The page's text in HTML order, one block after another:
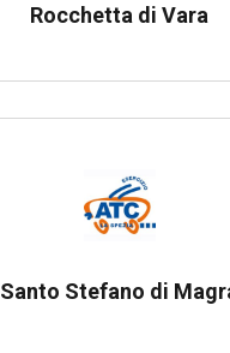
Rocchetta di Vara
Santo Stefano di